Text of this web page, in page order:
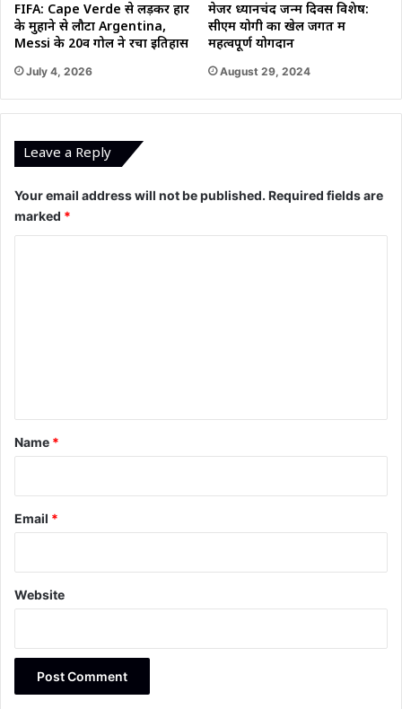
FIFA: Cape Verde से लड़कर हार
के मुहाने से लौटा Argentina,
Messi के 20वें गोल ने रचा इतिहास
July 4, 2026
मेजर ध्यानचंद जन्म दिवस विशेष:
सीएम योगी का खेल जगत में
महत्वपूर्ण योगदान
August 29, 2024
Leave a Reply
Your email address will not be published. Required fields are
marked *
*
Name *
Email *
Website